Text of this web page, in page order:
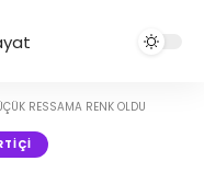
RESSAMA RENK OLDU